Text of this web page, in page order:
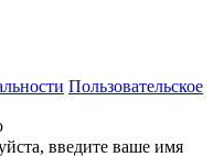
Пользовательское
введите ваше имя